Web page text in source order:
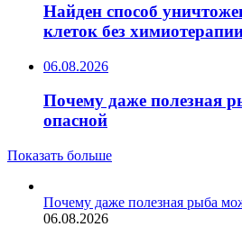
Найден способ
клеток без
06.08.2026
Почему даже полезная
опасной
Показать больше
Почему даже полезная рыба
06.08.2026